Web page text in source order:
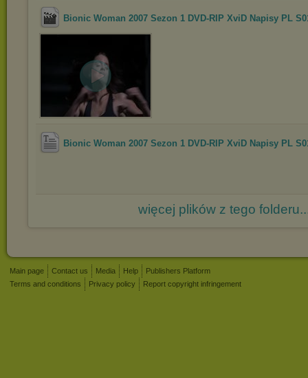
Bionic Woman 2007 Sezon 1 DVD-RIP XviD Napisy PL
Bionic Woman 2007 Sezon 1 DVD-RIP XviD Napisy PL
więcej plików z tego
Main page Contact us Media Help
Publishers Platform
Terms and conditions
Privacy policy Report copyright infringement